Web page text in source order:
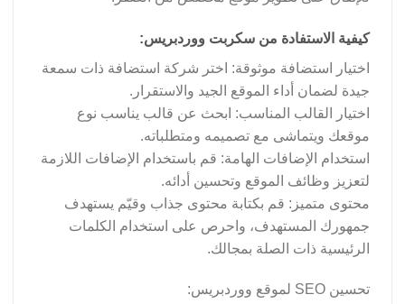
كيفية الاستفادة من سكربت ووردبريس:
اختيار استضافة موثوقة: اختر شركة استضافة ذات سمعة
جيدة لضمان أداء الموقع الجيد والاستقرار.
اختيار القالب المناسب: ابحث عن قالب يناسب نوع
موقعك ويتماشى مع تصميمه ومتطلباته.
استخدام الإضافات الهامة: قم باستخدام الإضافات اللازمة
لتعزيز وظائف الموقع وتحسين أدائه.
محتوى متميز: قم بكتابة محتوى جذاب وقيّم يستهدف
جمهورك المستهدف، واحرص على استخدام الكلمات
الرئيسية ذات الصلة بمجالك.
تحسين SEO لموقع ووردبريس: